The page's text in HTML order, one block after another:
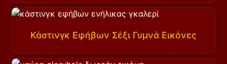
Κάστινγκ Εφήβων Σέξι Γυμνά Εικόνες